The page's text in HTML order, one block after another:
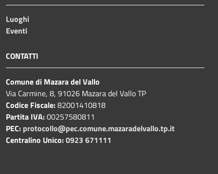
Luoghi
Eventi
CONTATTI
Comune di Mazara del Vallo
Via Carmine, 8, 91026 Mazara del Vallo TP
Codice Fiscale:82001410818
Partita IVA:00257580811
PEC: protocollo@pec.comune.mazaradelvallo.tp.it
Centralino Unico:0923 671111